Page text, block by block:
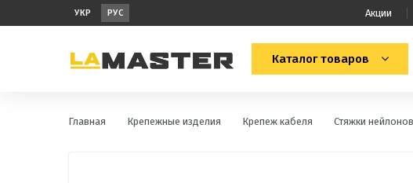
УКР РУС Акции
Каталог товаров
Главная Крепежные изделия Крепеж кабеля Стяжки